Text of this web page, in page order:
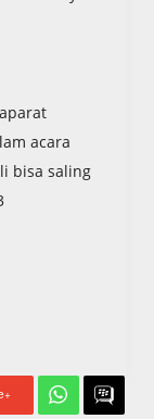
acara
bisa saling